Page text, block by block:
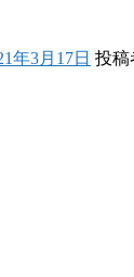
年3月17日 投稿